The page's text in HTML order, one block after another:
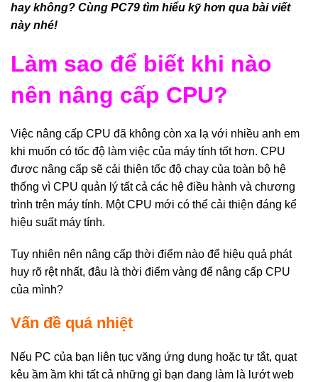
hay không? Cùng PC79 tìm hiểu kỹ hơn qua bài viết
này nhé!
Làm sao để biết khi nào
nên nâng cấp CPU?
Việc nâng cấp CPU đã không còn xa lạ với nhiều anh em
khi muốn có tốc độ làm việc của máy tính tốt hơn. CPU
được nâng cấp sẽ cải thiện tốc độ chạy của toàn bộ hệ
thống vì CPU quản lý tất cả các hệ điều hành và chương
trình trên máy tính. Một CPU mới có thể cải thiện đáng kể
hiệu suất máy tính.
Tuy nhiên nên nâng cấp thời điểm nào để hiệu quả phát
huy rõ rệt nhất, đâu là thời điểm vàng để nâng cấp CPU
của mình?
Vấn đề quá nhiệt
Nếu PC của bạn liên tục văng ứng dụng hoặc tự tắt, quạt
kêu ầm ầm khi tất cả những gì bạn đang làm là lướt web